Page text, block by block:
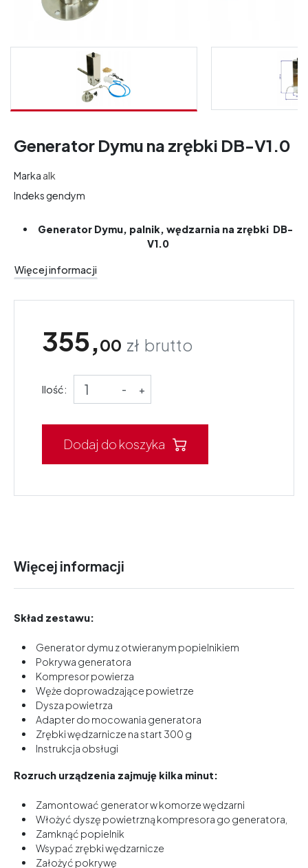
Generator Dymu na zrębki DB-V1.0
Marka alk
Indeksgendym
Generator Dymu, palnik, wędzarnia na zrębki DB-
V1.0
Więcej informacji
355,00 zł brutto
Ilość: - +
Dodaj do koszyka
Więcej informacji
Skład zestawu:
Generator dymu z otwieranym popielnikiem
Pokrywa generatora
Kompresor powierza
Węże doprowadzające powietrze
Dysza powietrza
Adapter do mocowania generatora
Zrębki wędzarnicze na start 300 g
Instrukcja obsługi
Rozruch urządzenia zajmuję kilka minut:
Zamontować generator w komorze wędzarni
Włożyć dyszę powietrzną kompresora go generatora,
Zamknąć popielnik
Wsypać zrębki wędzarnicze
Założyć pokrywę